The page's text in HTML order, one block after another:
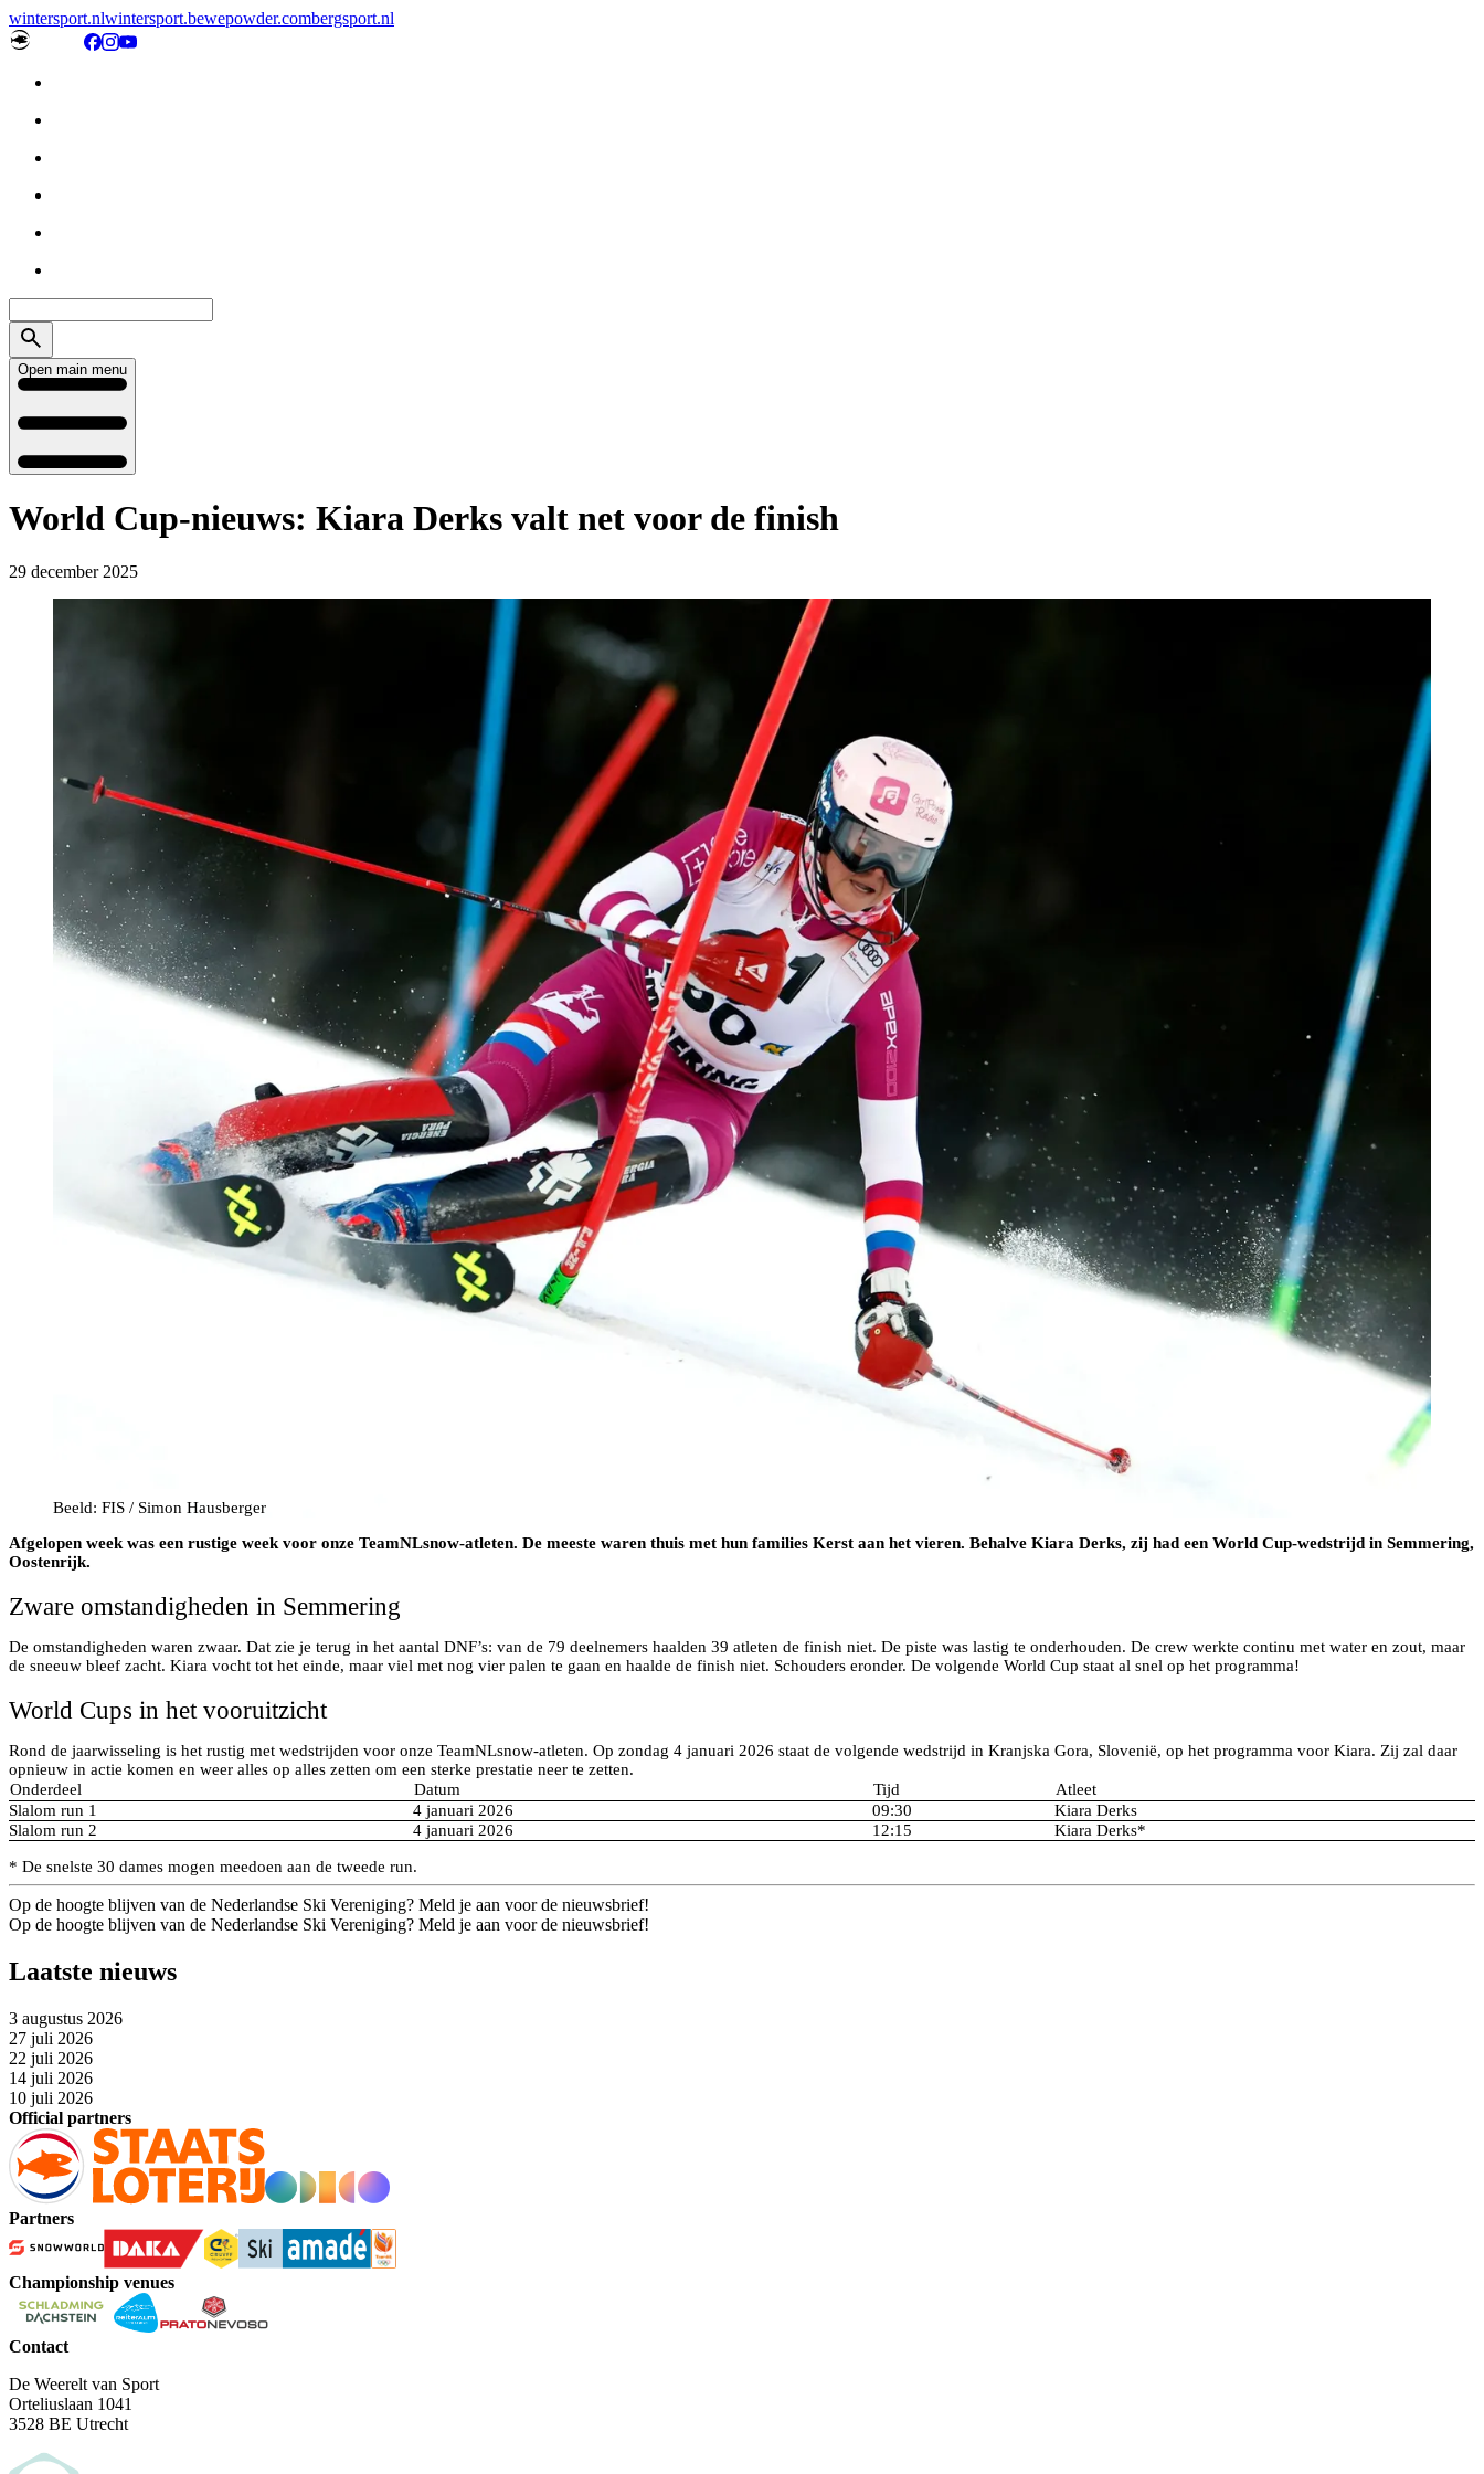
wintersport.nlwintersport.bewepowder.combergsport.nl
Open main menu
World Cup-nieuws: Kiara Derks valt net voor de finish
29 december 2025
Beeld: FIS / Simon Hausberger
Afgelopen week was een rustige week voor onze TeamNLsnow-atleten. De meeste waren thuis met hun families Kerst aan het vieren. Behalve Kiara Derks, zij had een World Cup-wedstrijd in Semmering,
Oostenrijk.
Zware omstandigheden in Semmering
De omstandigheden waren zwaar. Dat zie je terug in het aantal DNF’s: van de 79 deelnemers haalden 39 atleten de finish niet. De piste was lastig te onderhouden. De crew werkte continu met water en zout, maar
de sneeuw bleef zacht. Kiara vocht tot het einde, maar viel met nog vier palen te gaan en haalde de finish niet. Schouders eronder. De volgende World Cup staat al snel op het programma!
World Cups in het vooruitzicht
Rond de jaarwisseling is het rustig met wedstrijden voor onze TeamNLsnow-atleten. Op zondag 4 januari 2026 staat de volgende wedstrijd in Kranjska Gora, Slovenië, op het programma voor Kiara. Zij zal daar
opnieuw in actie komen en weer alles op alles zetten om een sterke prestatie neer te zetten.
Onderdeel
Datum Tijd
Atleet
Slalom run 1
4 januari 2026 09:30
Kiara Derks
Slalom run 2
4 januari 2026 12:15 Kiara Derks*
* De snelste 30 dames mogen meedoen aan de tweede run.
Op de hoogte blijven van de Nederlandse Ski Vereniging? Meld je aan voor de nieuwsbrief!
Op de hoogte blijven van de Nederlandse Ski Vereniging? Meld je aan voor de nieuwsbrief!
Laatste nieuws
3 augustus 2026
27 juli 2026
22 juli 2026
14 juli 2026
10 juli 2026
Official partners
Partners
Championship venues
Contact
De Weerelt van Sport
Orteliuslaan 1041
3528 BE Utrecht